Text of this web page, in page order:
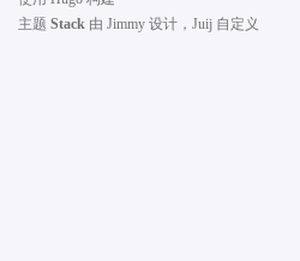
主题 Stack 由 Jimmy 设计，Juij 自定义